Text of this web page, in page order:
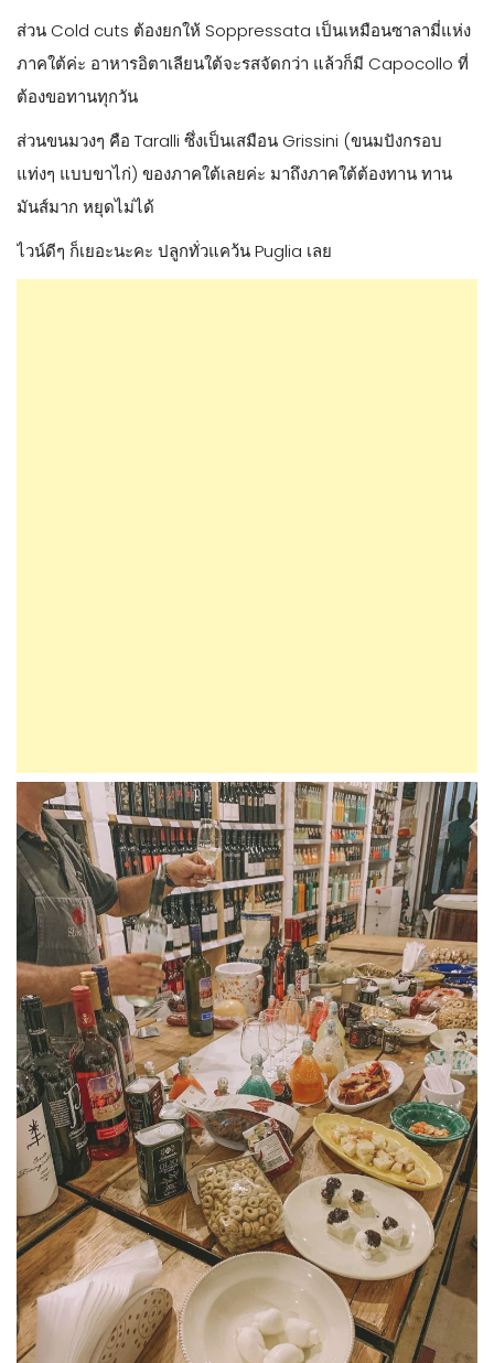
ส่วน Cold cuts ต้องยกให้ Soppressata เป็นเหมือนซาลามี่แห่ง
ภาคใต้ค่ะ อาหารอิตาเลียนใต้จะรสจัดกว่า แล้วก็มี Capocollo ที่
ต้องขอทานทุกวัน
ส่วนขนมวงๆ คือ Taralli ซึ่งเป็นเสมือน Grissini (ขนมปังกรอบ
แท่งๆ แบบขาไก่) ของภาคใต้เลยค่ะ มาถึงภาคใต้ต้องทาน ทาน
มันส์มาก หยุดไม่ได้
ไวน์ดีๆ ก็เยอะนะคะ ปลูกทั่วแคว้น Puglia เลย